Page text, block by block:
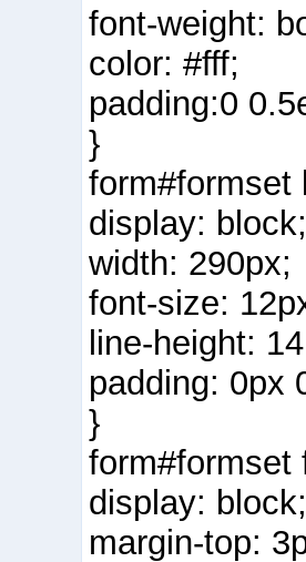
font-weight:
color: #fff;
padding:0
}
form#formset
display: block;
width: 290px;
font-size:
line-height:
padding: 0px
}
form#formset
display: block;
margin-top: